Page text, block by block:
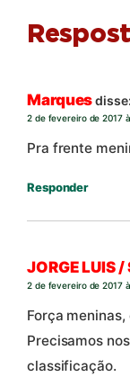
Marquesdisse:
2 de fevereiro de 2017
Pra frente
Responder
JORGE LUIS /
2 de fevereiro de 2017
Força
Precisamos
classificação.